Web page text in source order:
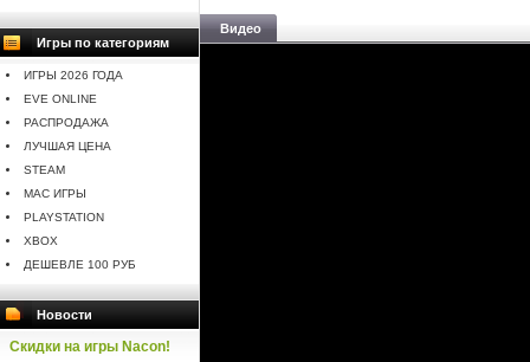
Игры по категориям
ИГРЫ 2026 ГОДА
EVE ONLINE
РАСПРОДАЖА
ЛУЧШАЯ ЦЕНА
STEAM
MAC ИГРЫ
PLAYSTATION
XBOX
ДЕШЕВЛЕ 100 РУБ
Новости
Скидки на игры Nacon!
Видео